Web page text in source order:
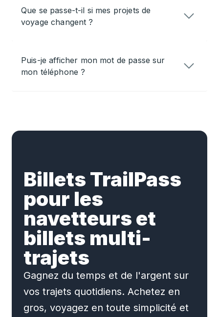
Que se passe-t-il si mes projets de
voyage changent ?
Puis-je afficher mon mot de passe sur
mon téléphone ?
Billets TrailPass
pour les
navetteurs et
billets multi-
trajets
Gagnez du temps et de l'argent sur
vos trajets quotidiens. Achetez en
gros, voyagez en toute simplicité et